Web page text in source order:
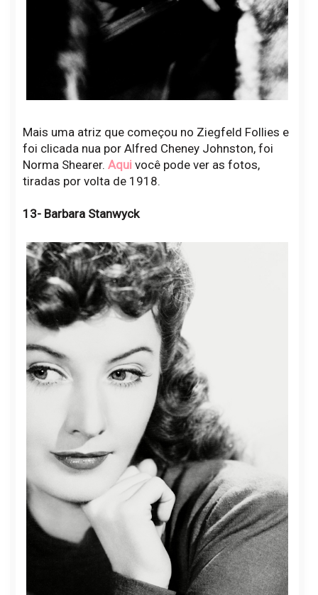
Mais uma atriz que começou no Ziegfeld Follies e
foi clicada nua por Alfred Cheney Johnston, foi
Norma Shearer. Aquivocê pode ver as fotos,
tiradas por volta de 1918.
13- Barbara Stanwyck